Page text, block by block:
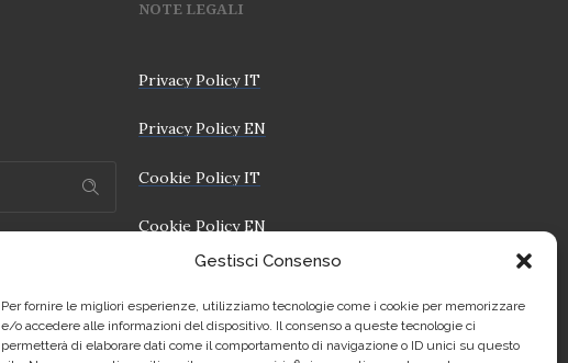
Gestisci Consenso
Per fornire le migliori esperienze, utilizziamo tecnologie come i cookie per memorizzare
e/o accedere alle informazioni del dispositivo. Il consenso a queste tecnologie ci
permetterà di elaborare dati come il comportamento di navigazione o ID unici su questo
NOTE LEGALI
Privacy Policy IT
Privacy Policy EN
Cookie Policy IT
Cookie Policy EN